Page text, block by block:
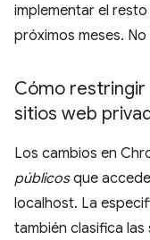
implementar el
próximos meses.
Cómo restringir
sitios web
Los cambios en
públicosque
localhost. La
también clasifica